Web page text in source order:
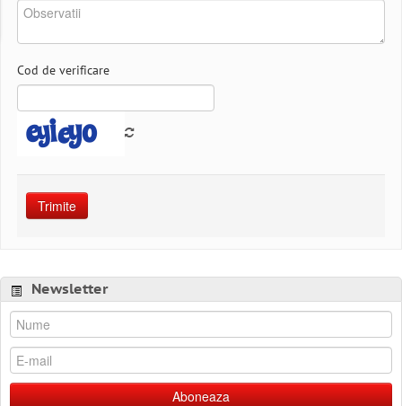
Cod de verificare
Trimite
Newsletter
Aboneaza